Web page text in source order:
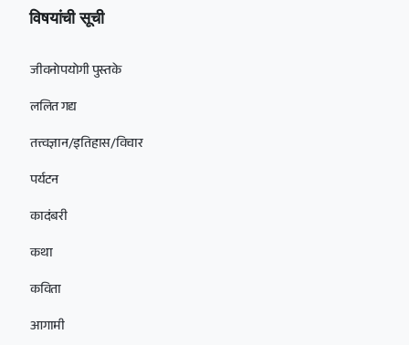
विषयांची सूची
जीवनोपयोगी पुस्तके
ललित गद्य
तत्त्वज्ञान/इतिहास/विचार
पर्यटन
कादंबरी
कथा
कविता
आगामी